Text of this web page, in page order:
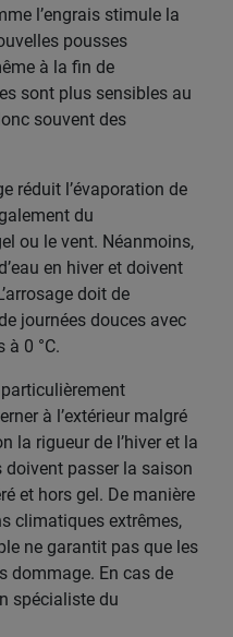
l’engrais stimule la
pousses
à la fin de
sont plus sensibles au
souvent des
réduit l’évaporation de
du
ou le vent. Néanmoins,
en hiver et doivent
doit de
journées douces avec
à 0 °C.
à l’extérieur malgré
la rigueur de l’hiver et la
passer la saison
et hors gel. De manière
climatiques extrêmes,
ne garantit pas que les
dommage. En cas de
spécialiste du